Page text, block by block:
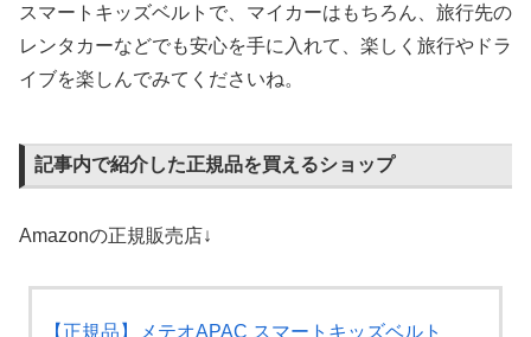
スマートキッズベルトで、マイカーはもちろん、旅行先の
レンタカーなどでも安心を手に入れて、楽しく旅行やドラ
イブを楽しんでみてくださいね。
記事内で紹介した正規品を買えるショップ
Amazonの正規販売店↓
【正規品】メテオAPAC スマートキッズベルト